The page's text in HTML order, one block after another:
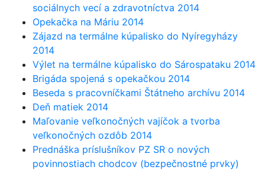
sociálnych vecí a zdravotníctva 2014
Opekačka na Máriu 2014
Zájazd na termálne kúpalisko do Nyíregyházy
2014
Výlet na termálne kúpalisko do Sárospataku 2014
Brigáda spojená s opekačkou 2014
Beseda s pracovníčkami Štátneho archívu 2014
Deň matiek 2014
Maľovanie veľkonočných vajíčok a tvorba
veľkonočných ozdôb 2014
Prednáška príslušníkov PZ SR o nových
povinnostiach chodcov (bezpečnostné prvky)